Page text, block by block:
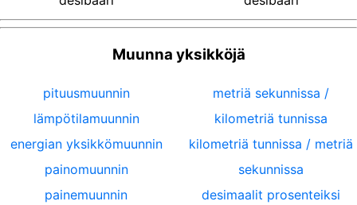
Muunna yksikköjä
pituusmuunnin
lämpötilamuunnin
energian yksikkömuunnin
painomuunnin
painemuunnin
metriä sekunnissa /
kilometriä tunnissa
kilometriä tunnissa / metriä
sekunnissa
desimaalit prosenteiksi